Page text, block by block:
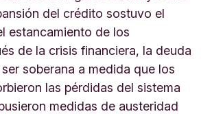
del crédito sostuvo el
estancamiento de los
de la crisis financiera, la deuda
soberana a medida que los
las pérdidas del sistema
medidas de austeridad